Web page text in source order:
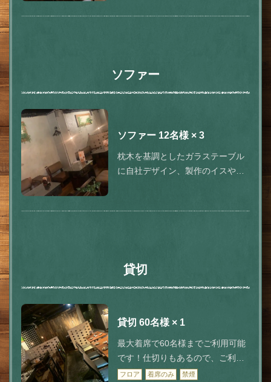
ソファー
ソファー 12名様 × 3
枕木を基調としたガラステーブル
に自社デザイン、製作のイスやテ
貸切
貸切 60名様× 1
最大着席で60名様までご利用可能
です！仕切りもあるので、ご利用
人数に合わせられます◎立食でし
フロア 着席のみ 禁煙
この店舗情報をシェアする
グ555（ファイブ）川越
埼玉県川越市脇田本町9-5第8アーバンライフビルヂング2F
https://555.owst.jp/seats
お店情報をコピー